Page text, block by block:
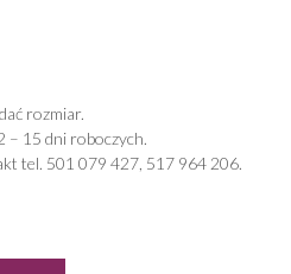
rozmiar.
– 15 dni roboczych.
tel. 501 079 427, 517 964 206.